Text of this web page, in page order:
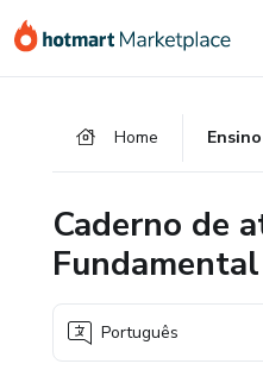
para
para
para
Home
Caderno de
Português